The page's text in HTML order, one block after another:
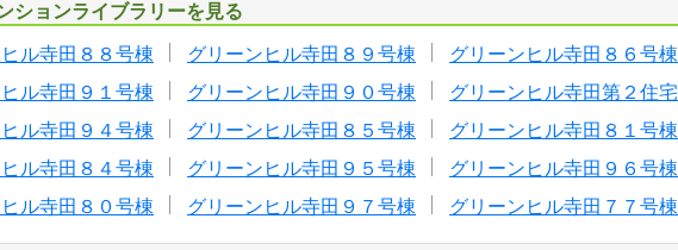
ションライブラリーを見る
ル寺田８８号棟 グリーンヒル寺田８９号棟 グリーンヒル寺田８６号棟
ル寺田９１号棟
グリーンヒル寺田９０号棟 グリーンヒル寺田第２住宅
ル寺田９４号棟
グリーンヒル寺田８５号棟 グリーンヒル寺田８１号棟
ル寺田８４号棟
グリーンヒル寺田９５号棟 グリーンヒル寺田９６号棟
ル寺田８０号棟
グリーンヒル寺田９７号棟 グリーンヒル寺田７７号棟